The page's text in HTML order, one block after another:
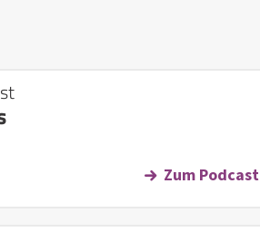
Zum Podcast